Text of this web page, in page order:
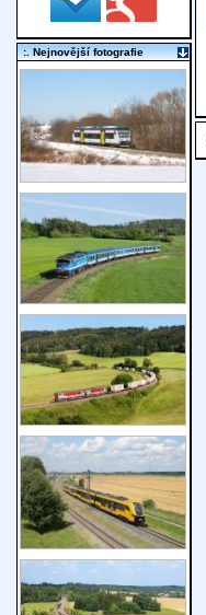
:. Nejnovější fotografie